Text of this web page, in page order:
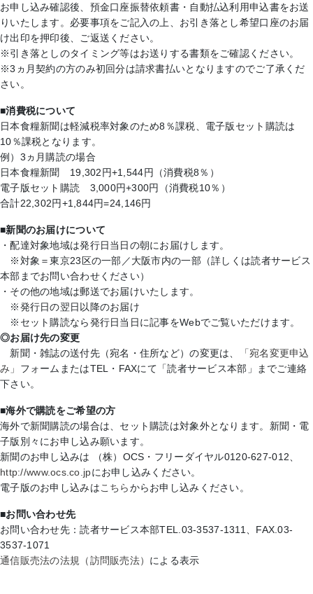
お申し込み確認後、預金口座振替依頼書・自動払込利用申込書をお送
りいたします。必要事項をご記入の上、お引き落とし希望口座のお届
け出印を押印後、ご返送ください。
※引き落としのタイミング等はお送りする書類をご確認ください。
※3ヵ月契約の方のみ初回分は請求書払いとなりますのでご了承くだ
さい。
■消費税について
日本食糧新聞は軽減税率対象のため8％課税、電子版セット購読は
10％課税となります。
例）3ヵ月購読の場合
日本食糧新聞 19,302円+1,544円（消費税8％）
電子版セット購読 3,000円+300円（消費税10％）
合計22,302円+1,844円=24,146円
■新聞のお届けについて
・配達対象地域は発行日当日の朝にお届けします。
※対象＝東京23区の一部／大阪市内の一部（詳しくは読者サービス
本部までお問い合わせください）
・その他の地域は郵送でお届けいたします。
※発行日の翌日以降のお届け
※セット購読なら発行日当日に記事をWebでご覧いただけます。
◎お届け先の変更
新聞・雑誌の送付先（宛名・住所など）の変更は、
「宛名変更申込
み」 フォームまたはTEL・FAXにて「読者サービス本部」までご連絡
下さい。
■海外で購読をご希望の方
海外で新聞購読の場合は、セット購読は対象外となります。新聞・電
子版別々にお申し込み願います。
新聞のお申し込みは （株）OCS・フリーダイヤル0120-627-012、
http://www.ocs.co.jpにお申し込みください。
電子版のお申し込みはこちらからお申し込みください。
■お問い合わせ先
お問い合わせ先：読者サービス本部TEL.03-3537-1311、FAX.03-
3537-1071
通信販売法の法規（訪問販売法） による表示